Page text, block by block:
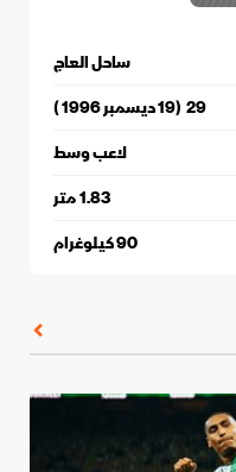
ساحل العاج
29
(19 ديسمبر 1996 )
لاعب وسط
1.83متر
90كيلوغرام